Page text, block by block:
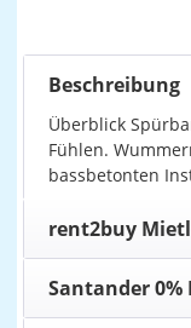
Beschreibung
Überblick
Fühlen.
bassbetonten
rent2buy
Santander